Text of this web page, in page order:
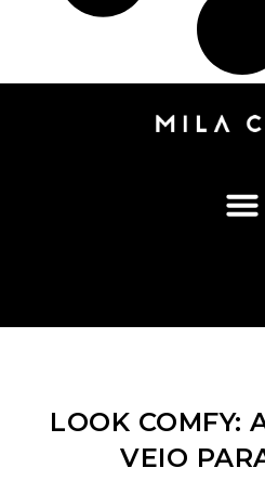
LOOK COMFY:
VEIO